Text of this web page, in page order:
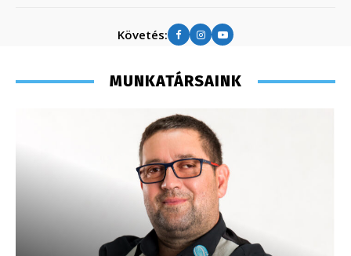
Követés:
MUNKATÁRSAINK